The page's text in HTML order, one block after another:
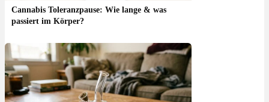
Cannabis Toleranzpause: Wie lange & was
passiert im Körper?